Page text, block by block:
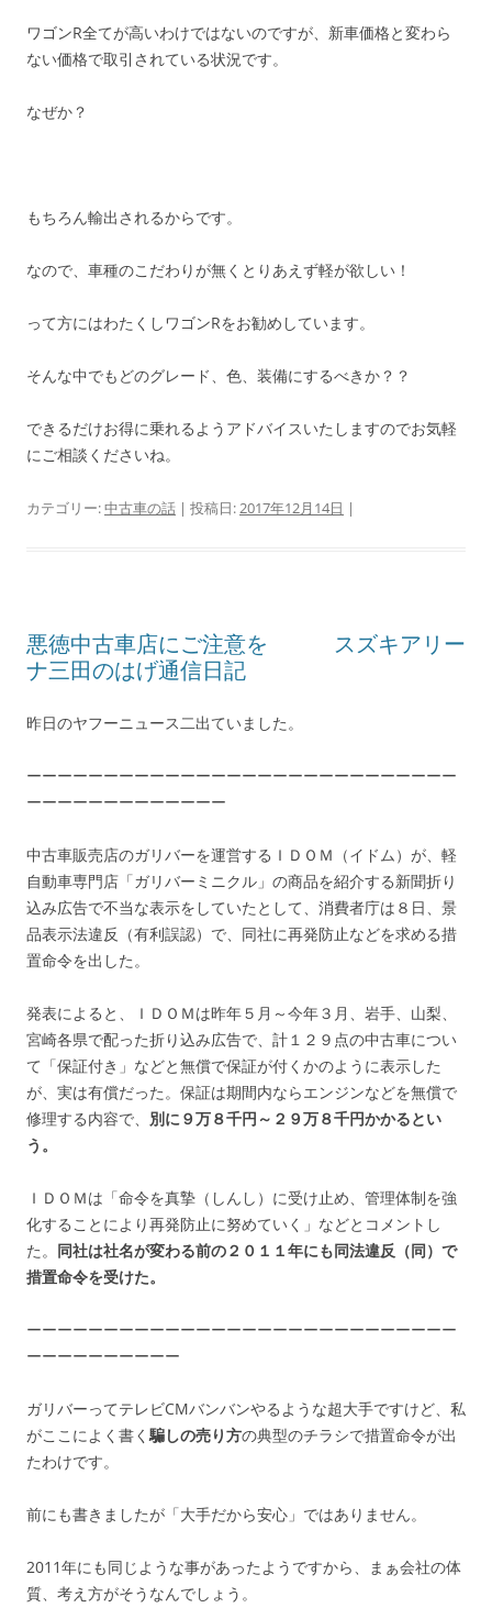
ワゴンR全てが高いわけではないのですが、新車価格と変わら
ない価格で取引されている状況です。
なぜか？
もちろん輸出されるからです。
なので、車種のこだわりが無くとりあえず軽が欲しい！
って方にはわたくしワゴンRをお勧めしています。
そんな中でもどのグレード、色、装備にするべきか？？
できるだけお得に乗れるようアドバイスいたしますのでお気軽
にご相談くださいね。
カテゴリー:中古車の話 | 投稿日:2017年12月14日 |
悪徳中古車店にご注意を スズキアリー
ナ三田のはげ通信日記
昨日のヤフーニュース二出ていました。
ーーーーーーーーーーーーーーーーーーーーーーーーーーーー
ーーーーーーーーーーーーー
中古車販売店のガリバーを運営するＩＤＯＭ（イドム）が、軽
自動車専門店「ガリバーミニクル」の商品を紹介する新聞折り
込み広告で不当な表示をしていたとして、消費者庁は８日、景
品表示法違反（有利誤認）で、同社に再発防止などを求める措
置命令を出した。
発表によると、ＩＤＯＭは昨年５月～今年３月、岩手、山梨、
宮崎各県で配った折り込み広告で、計１２９点の中古車につい
て「保証付き」などと無償で保証が付くかのように表示した
が、実は有償だった。保証は期間内ならエンジンなどを無償で
修理する内容で、 別に９万８千円～２９万８千円かかるとい
う。
ＩＤＯＭは「命令を真摯（しんし）に受け止め、管理体制を強
化することにより再発防止に努めていく」などとコメントし
た。 同社は社名が変わる前の２０１１年にも同法違反（同）で
措置命令を受けた。
ーーーーーーーーーーーーーーーーーーーーーーーーーーーー
ーーーーーーーーーー
ガリバーってテレビCMバンバンやるような超大手ですけど、私
がここによく書く騙しの売り方の典型のチラシで措置命令が出
たわけです。
前にも書きましたが「大手だから安心」ではありません。
2011年にも同じような事があったようですから、まぁ会社の体
質、考え方がそうなんでしょう。